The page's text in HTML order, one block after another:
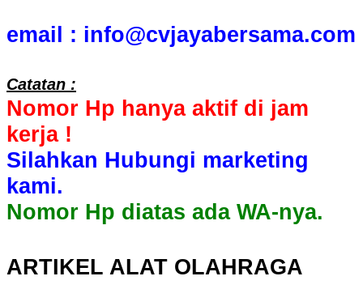
email : info@cvjayabersama.com
Catatan :
Nomor Hp hanya aktif di jam
kerja !
Silahkan Hubungi marketing
kami.
Nomor Hp diatas ada WA-nya.
ARTIKEL ALAT OLAHRAGA